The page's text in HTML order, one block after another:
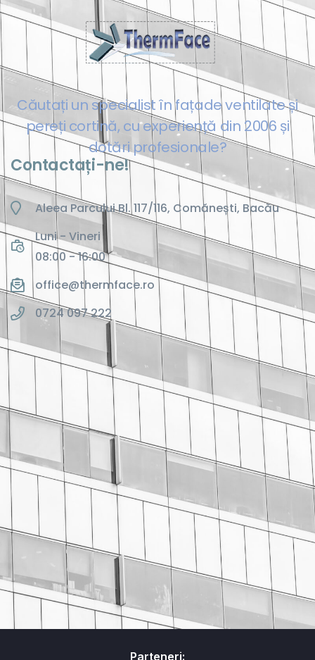
Căutați un specialist în fațade ventilate și
pereți cortină, cu experiență din 2006 și
dotări profesionale?
Contactați-ne!
Aleea Parcului Bl. 117/116, Comănești, Bacău
Luni - Vineri
08:00 - 16:00
office@thermface.ro
0724 097 222
Parteneri: